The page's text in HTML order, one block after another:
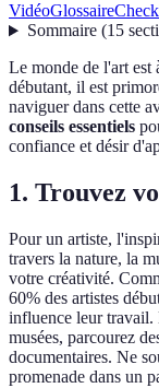
VidéoGlossaire
Sommaire(15
Le monde de l'art est
débutant, il est
naviguer dans cette
conseils essentiels
confiance et désir
1. Trouvez
Pour un artiste,
travers la nature, la
votre créativité.
60% des artistes
influence leur travail.
musées, parcourez
documentaires. Ne
promenade dans un